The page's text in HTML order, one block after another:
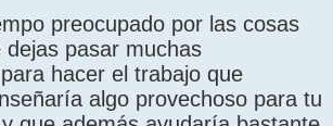
preocupado por las cosas
dejas pasar muchas
hacer el trabajo que
algo provechoso para tu